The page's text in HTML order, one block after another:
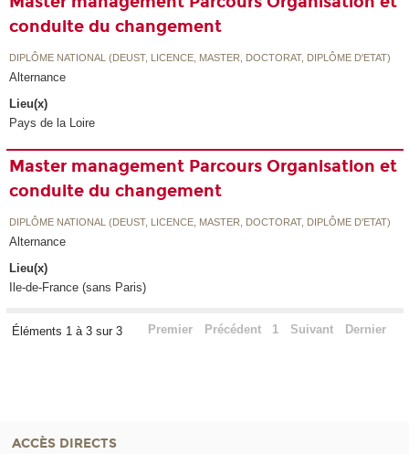
conduite du changement
DIPLÔME NATIONAL (DEUST, LICENCE, MASTER, DOCTORAT, DIPLÔME D'ETAT)
Alternance
Lieu(x)
Pays de la Loire
Master management Parcours Organisation et
conduite du changement
DIPLÔME NATIONAL (DEUST, LICENCE, MASTER, DOCTORAT, DIPLÔME D'ETAT)
Alternance
Lieu(x)
Ile-de-France (sans Paris)
Éléments 1 à 3 sur 3 Premier Précédent 1 Suivant Dernier
ACCÈS DIRECTS